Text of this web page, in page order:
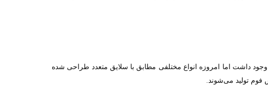
داشت اما امروزه انواع مختلفی مطابق با سلایق متعدد طراحی شده
تولید می‌شوند.